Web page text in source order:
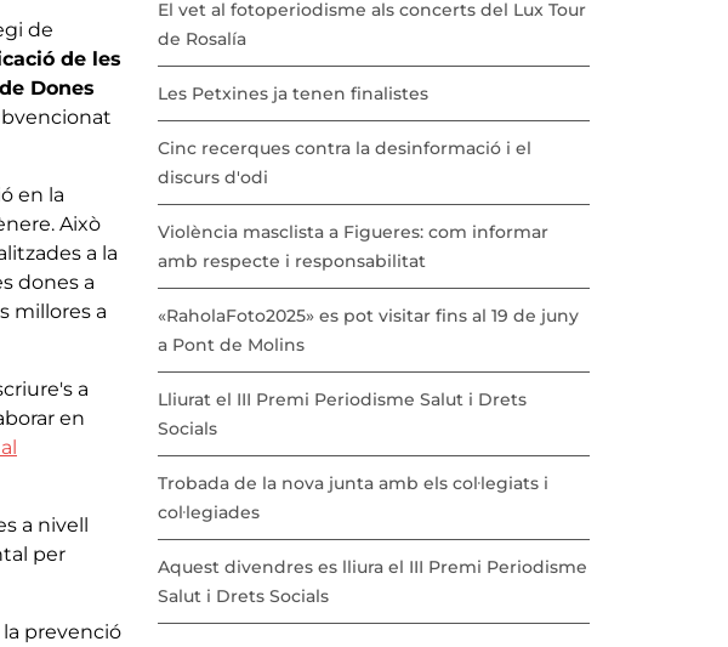
de
de les
Dones
en la
Això
a la
dones a
millores a
a
en
a nivell
per
prevenció
El vet al fotoperiodisme als concerts del Lux Tour
de Rosalía
Les Petxines ja tenen finalistes
Cinc recerques contra la desinformació i el
discurs d'odi
Violència masclista a Figueres: com informar
amb respecte i responsabilitat
«RaholaFoto2025» es pot visitar fins al 19 de juny
a Pont de Molins
Lliurat el III Premi Periodisme Salut i Drets
Socials
Trobada de la nova junta amb els col·legiats i
col·legiades
Aquest divendres es lliura el III Premi Periodisme
Salut i Drets Socials